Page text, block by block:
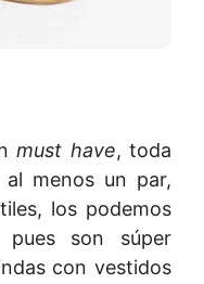
must have, toda
menos un par,
los podemos
son súper
con vestidos